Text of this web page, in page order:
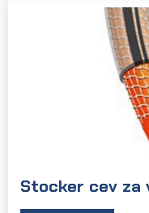
Stocker cev za